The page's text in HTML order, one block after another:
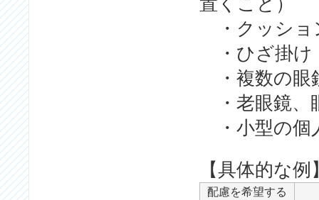
・クッショ
・ひざ掛け
・複数の眼
・老眼鏡、
・小型の個
【具体的な例
配慮を希望する